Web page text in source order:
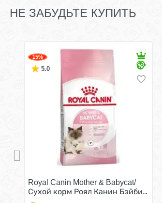
НЕ ЗАБУДЬТЕ КУПИТЬ
15%
5.0
Royal Canin Mother & Babycat/
Сухой корм Роял Канин Бэйбикэт